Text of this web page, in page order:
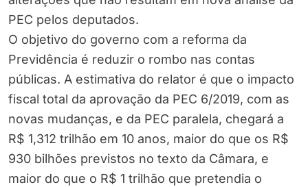
PEC pelos deputados.
O objetivo do governo com a reforma da
Previdência é reduzir o rombo nas contas
públicas. A estimativa do relator é que o impacto
fiscal total da aprovação da PEC 6/2019, com as
novas mudanças, e da PEC paralela, chegará a
R$ 1,312 trilhão em 10 anos, maior do que os R$
930 bilhões previstos no texto da Câmara, e
maior do que o R$ 1 trilhão que pretendia o